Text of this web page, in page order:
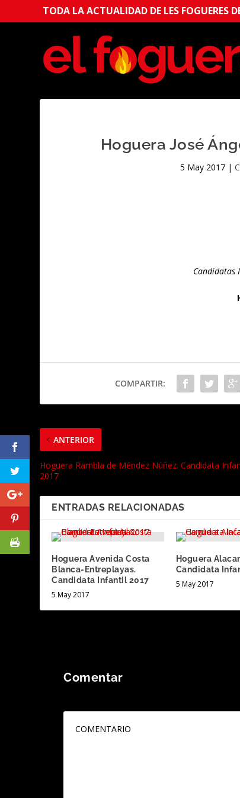
TODA LA ACTUALIDAD DE LES FOGUERES
Hoguera José
5 May 2017 |
Candidatas
COMPARTIR:
ANTERIOR
Hoguera Rambla de Méndez Núñez. Candidata
2017
ENTRADAS RELACIONADAS
Hoguera Avenida Costa
Blanca-Entreplayas.
Candidata Infantil 2017
5 May 2017
Hoguera
Candidata
5 May 2017
Comentar